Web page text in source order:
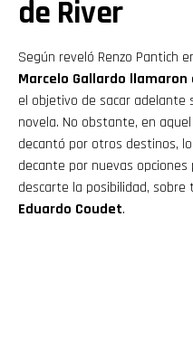
de River
Según reveló Renzo Pantich
Marcelo Gallardo
el objetivo de sacar
novela. No obstante, en
decantó por otros destinos,
decante por nuevas
descarte la posibilidad,
Eduardo Coudet.